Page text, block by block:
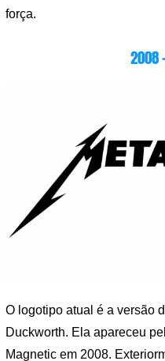
força.
2008
O logotipo atual é a versão
Duckworth. Ela apareceu
Magnetic em 2008.